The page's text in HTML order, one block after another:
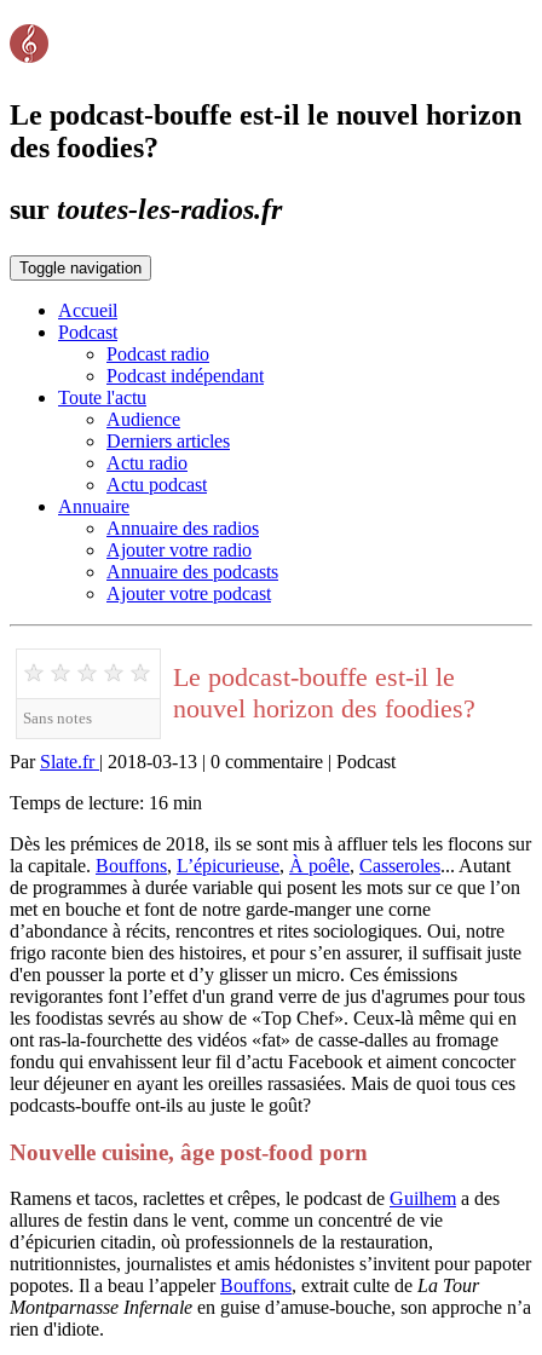
Le podcast-bouffe est-il le nouvel horizon
des foodies?
sur toutes-les-radios.fr
Toggle navigation
Accueil
Podcast
Podcast radio
Podcast indépendant
Toute l'actu
Audience
Derniers articles
Actu radio
Actu podcast
Annuaire
Annuaire des radios
Ajouter votre radio
Annuaire des podcasts
Ajouter votre podcast
★ ★ ★ ★ ★
Sans notes
Le podcast-bouffe est-il le
nouvel horizon des foodies?
Par Slate.fr | 2018-03-13 | 0 commentaire | Podcast
Temps de lecture: 16 min
Dès les prémices de 2018, ils se sont mis à affluer tels les flocons sur
la capitale. Bouffons, L’épicurieuse, À poêle, Casseroles... Autant
de programmes à durée variable qui posent les mots sur ce que l’on
met en bouche et font de notre garde-manger une corne
d’abondance à récits, rencontres et rites sociologiques. Oui, notre
frigo raconte bien des histoires, et pour s’en assurer, il suffisait juste
d'en pousser la porte et d’y glisser un micro. Ces émissions
revigorantes font l’effet d'un grand verre de jus d'agrumes pour tous
les foodistas sevrés au show de «Top Chef». Ceux-là même qui en
ont ras-la-fourchette des vidéos «fat» de casse-dalles au fromage
fondu qui envahissent leur fil d’actu Facebook et aiment concocter
leur déjeuner en ayant les oreilles rassasiées. Mais de quoi tous ces
podcasts-bouffe ont-ils au juste le goût?
Nouvelle cuisine, âge post-food porn
Ramens et tacos, raclettes et crêpes, le podcast de Guilhem a des
allures de festin dans le vent, comme un concentré de vie
d’épicurien citadin, où professionnels de la restauration,
nutritionnistes, journalistes et amis hédonistes s’invitent pour papoter
popotes. Il a beau l’appelerBouffons, extrait culte de La Tour
Montparnasse Infernale en guise d’amuse-bouche, son approche n’a
rien d'idiote.